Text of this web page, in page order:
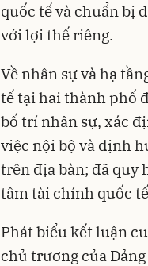
quốc tế và chuẩn bị
với lợi thế riêng.
Về nhân sự và hạ
tế tại hai thành phố
bố trí nhân sự, xác
việc nội bộ và định
trên địa bàn; đã quy
tâm tài chính quốc
Phát biểu kết luận
chủ trương của